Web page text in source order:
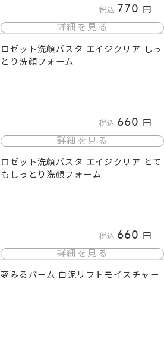
税込 770
詳細を見る
ロゼット洗顔パスタ エイジクリア しっ
とり洗顔フォーム
税込 660
詳細を見る
ロゼット洗顔パスタ エイジクリア とて
もしっとり洗顔フォーム
税込 660
詳細を見る
夢みるバーム 白泥リフトモイスチャー